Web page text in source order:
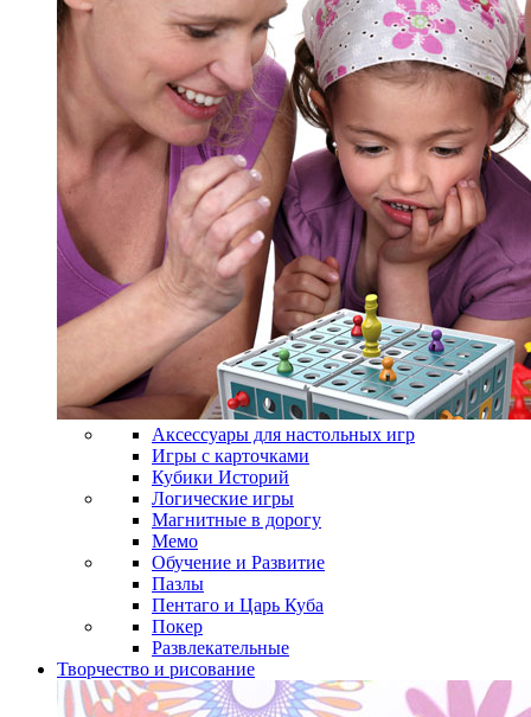
Аксессуары для настольных игр
Игры с карточками
Кубики Историй
Логические игры
Магнитные в дорогу
Мемо
Обучение и Развитие
Пазлы
Пентаго и Царь Куба
Покер
Развлекательные
Творчество и рисование